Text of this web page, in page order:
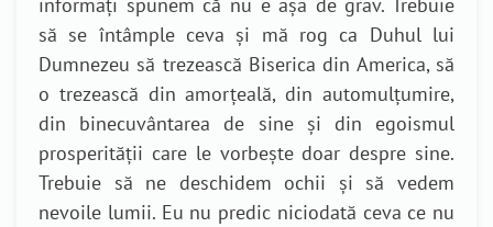
informați spunem că nu e așa de grav. Trebuie
să se întâmple ceva și mă rog ca Duhul lui
Dumnezeu să trezească Biserica din America, să
o trezească din amorţeală, din automulțumire,
din binecuvântarea de sine și din egoismul
prosperității care le vorbește doar despre sine.
Trebuie să ne deschidem ochii și să vedem
nevoile lumii. Eu nu predic niciodată ceva ce nu